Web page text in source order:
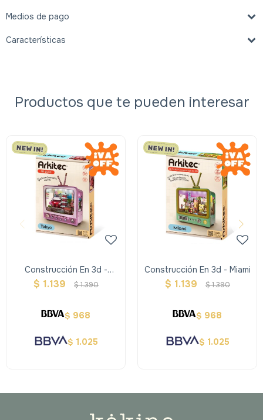
Medios de pago
Características
Productos que te pueden interesar
Construcción En 3d -
Tokyo
$ 1.139 $1.390
$ 968
$ 1.025
Construcción En 3d - Miami
$ 1.139 $1.390
$ 968
$ 1.025